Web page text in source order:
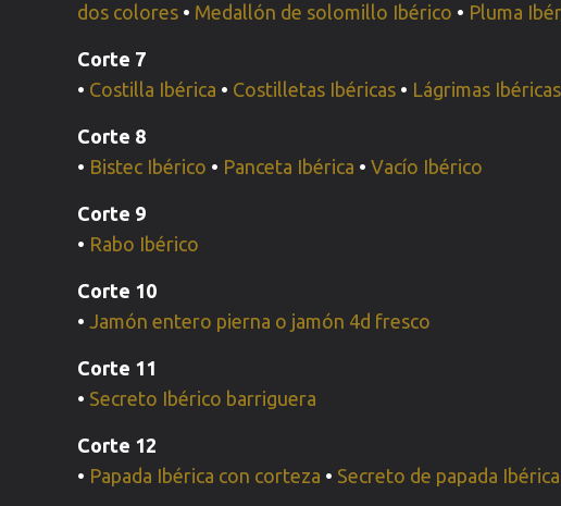
dos colores • Medallón de solomillo Ibérico • Pluma
Corte 7
• Costilla Ibérica • Costilletas Ibéricas • Lágrimas Ibéricas
Corte 8
• Bistec Ibérico • Panceta Ibérica •Vacío Ibérico
Corte 9
• Rabo Ibérico
Corte 10
•Jamón entero pierna o jamón 4d fresco
Corte 11
• Secreto Ibérico barriguera
Corte 12
• Papada Ibérica con corteza • Secreto de papada Ibérica